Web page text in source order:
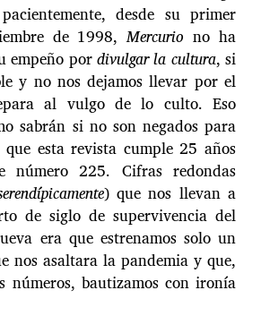
desde su primer
de 1998,Mercuriono ha
empeño pordivulgar la cultura, si
y no nos dejamos llevar por el
al vulgo de lo culto. Eso
sabrán si no son negados para
que esta revista cumple 25 años
número 225. Cifras redondas
) que nos llevan a
de siglo de supervivencia del
era que estrenamos solo un
nos asaltara la pandemia y que,
números, bautizamos con ironía